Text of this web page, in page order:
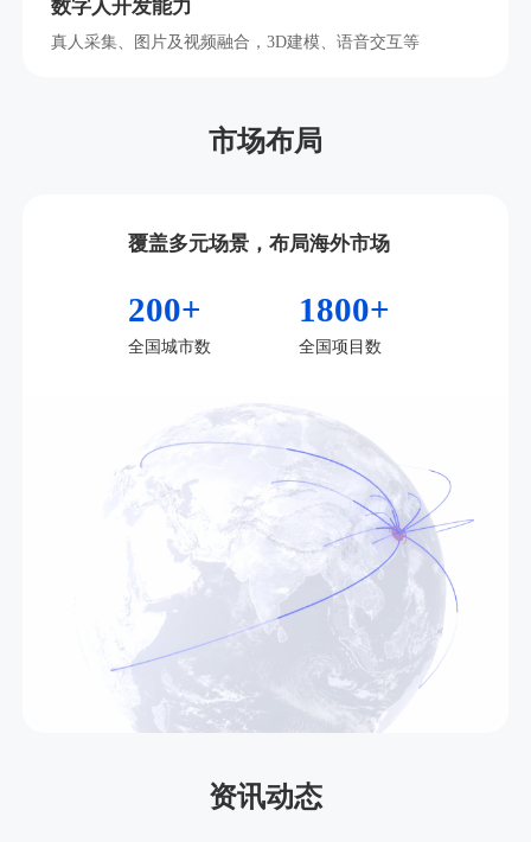
数字人开发能力
真人采集、图片及视频融合，3D建模、语音交互等
市场布局
覆盖多元场景，布局海外市场
200+
全国城市数
1800+
全国项目数
资讯动态